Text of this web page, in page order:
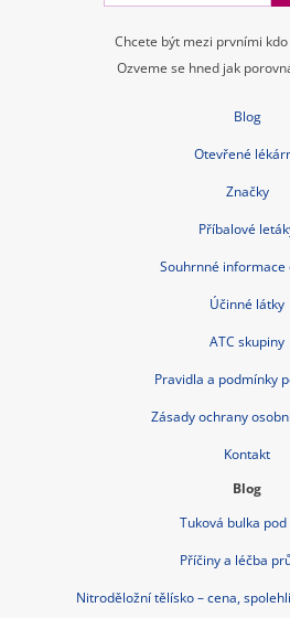
Chcete být mezi prvními
Ozveme se hned jak
Blog
Otevřené
Značky
Příbalové
Souhrnné informace
Účinné látky
ATC skupiny
Pravidla a podmínky
Zásady ochrany
Kontakt
Blog
Tuková bulka pod
Příčiny a léčba
Nitroděložní tělísko – cena,